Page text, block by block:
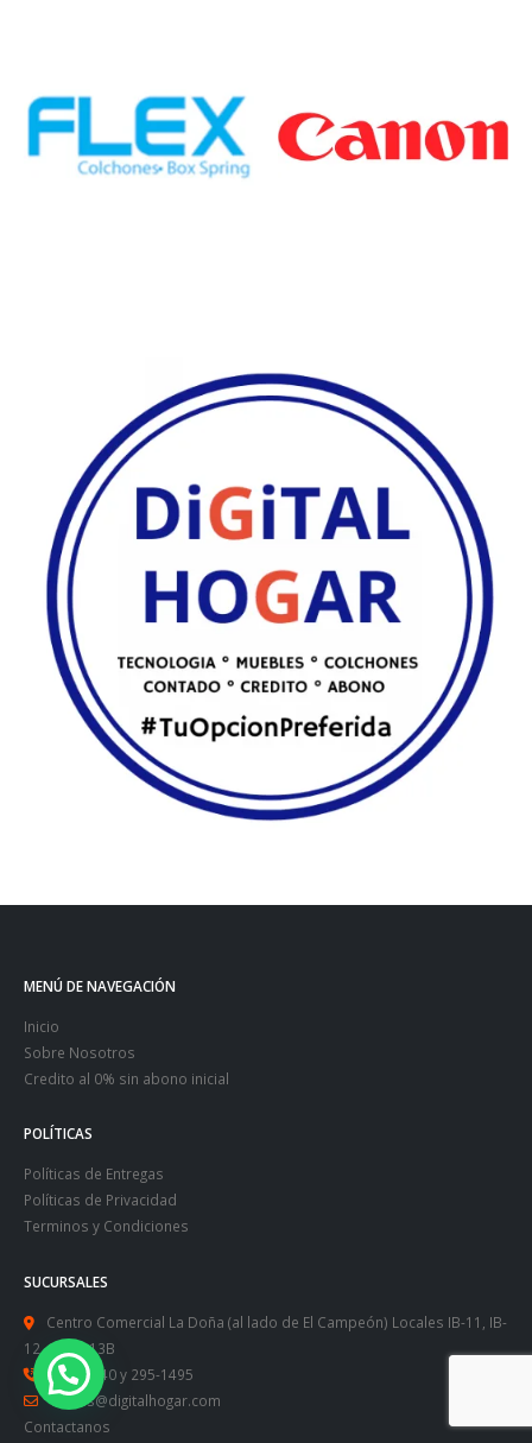
MENÚ DE NAVEGACIÓN
Inicio
Sobre Nosotros
Credito al 0% sin abono inicial
POLÍTICAS
Políticas de Entregas
Políticas de Privacidad
Terminos y Condiciones
SUCURSALES
Centro Comercial La Doña (al lado de El Campeón) Locales IB-11, IB-
12, 12B Y 13B
295-8440y 295-1495
ventas@digitalhogar.com
Contactanos